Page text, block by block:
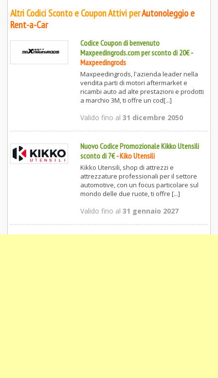
Altri Codici Sconto e Coupon Attivi perAutonoleggio e
Rent-a-Car
Codice Coupon di benvenuto
Maxpeedingrods.com per sconto di 20€-
Maxpeedingrods
Maxpeedingrods, l'azienda leader nella
vendita parti di motori aftermarket e
ricambi auto ad alte prestazioni e prodotti
a marchio 3M, ti offre un cod[...]
Valido fino al 31 dicembre 2050
Nuovo Codice Promozionale Kikko Utensili
sconto di 7€-Kiko Utensili
Kikko Utensili, shop di attrezzi e
attrezzature professionali per il settore
automotive, con un focus particolare sul
mondo delle due ruote, ti offre [...]
Valido fino al 31 gennaio 2027